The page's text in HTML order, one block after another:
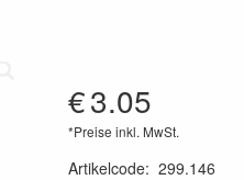
€3.05
*Preise inkl. MwSt.
Artikelcode: 299.146